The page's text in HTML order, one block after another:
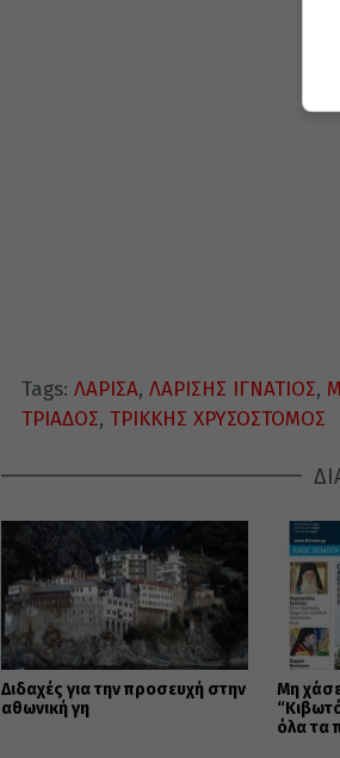
Tags: ΛΑΡΙΣΑ, ΛΑΡΙΣΗΣ ΙΓΝΑΤΙΟΣ,
ΤΡΙΑΔΟΣ, ΤΡΙΚΚΗΣ ΧΡΥΣΟΣΤΟΜΟΣ
Διδαχές για την προσευχή στην
αθωνική γη
Μη
όλα τα